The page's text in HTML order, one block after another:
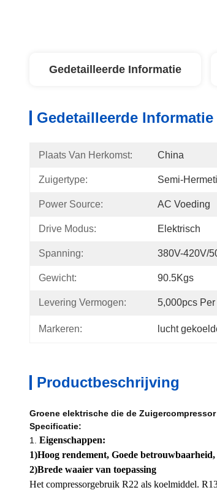
Gedetailleerde Informatie
Gedetailleerde Informatie
Plaats Van Herkomst: China
Zuigertype: Semi-
Power Source: AC Voeding
Drive Modus: Elektrisch
Spanning: 380V-420V/
Gewicht: 90.5Kgs
Levering Vermogen: 5,000pcs Per
Markeren: lucht
Productbeschrijving
Groene elektrische die de
Specificatie:
1. Eigenschappen:
1)Hoog rendement, Goede
2)Brede waaier van toepassing
Het compressorgebruik R22 als koelmiddel.